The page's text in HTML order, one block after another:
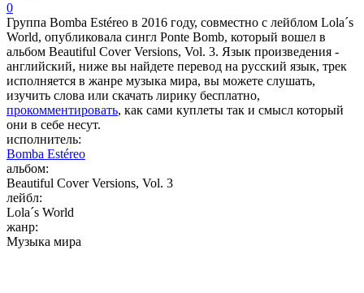
0
Группа Bomba Estéreo в 2016 году, совместно с лейблом Lola´s
World, опубликовала сингл Ponte Bomb, который вошел в
альбом Beautiful Cover Versions, Vol. 3. Язык произведения -
английский, ниже вы найдете перевод на русский язык, трек
исполняется в жанре музыка мира, вы можете слушать,
изучить слова или скачать лирику бесплатно,
прокомментировать, как сами куплеты так и смысл который
они в себе несут.
исполнитель:
Bomba Estéreo
альбом:
Beautiful Cover Versions, Vol. 3
лейбл:
Lola´s World
жанр:
Музыка мира